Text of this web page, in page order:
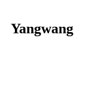
Yangwang